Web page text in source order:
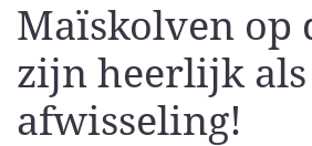
Maïskolven op
zijn heerlijk als
afwisseling!